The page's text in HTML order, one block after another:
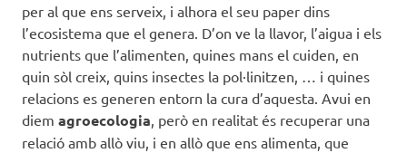
per al que ens serveix, i alhora el seu paper dins
l’ecosistema que el genera. D’on ve la llavor, l’aigua i els
nutrients que l’alimenten, quines mans el cuiden, en
quin sòl creix, quins insectes la pol·linitzen, … i quines
relacions es generen entorn la cura d’aquesta. Avui en
diem agroecologia , però en realitat és recuperar una
relació amb allò viu, i en allò que ens alimenta, que